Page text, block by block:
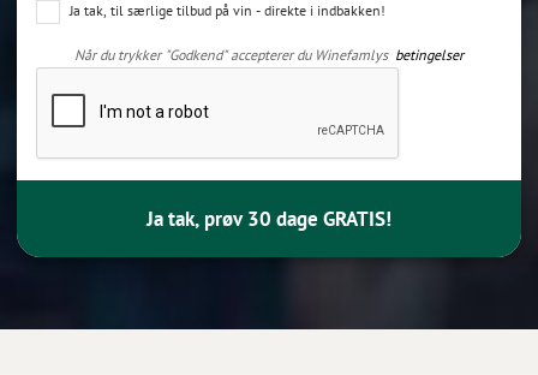
Ja tak, til særlige tilbud på vin - direkte i indbakken!
Når du trykker "Godkend" accepterer du Winefamlys betingelser
Ja tak, prøv 30 dage GRATIS!